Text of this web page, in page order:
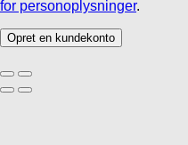
for personoplysninger.
Opret en kundekonto